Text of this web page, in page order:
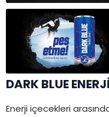
DARK BLUE
Enerji içecekleri